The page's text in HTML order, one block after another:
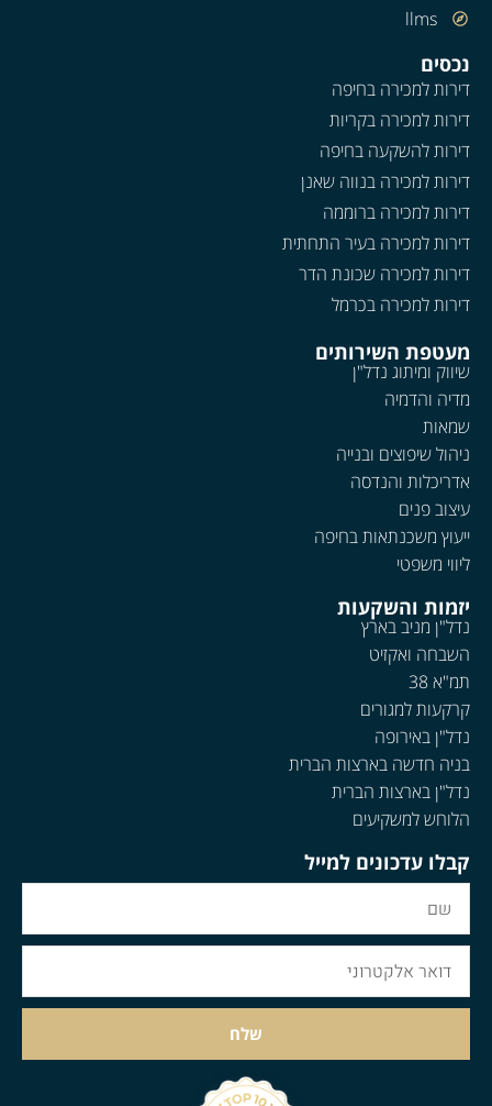
llms
נכסים
דירות למכירה בחיפה
דירות למכירה בקריות
דירות להשקעה בחיפה
דירות למכירה בנווה שאנן
דירות למכירה ברוממה
דירות למכירה בעיר התחתית
דירות למכירה שכונת הדר
דירות למכירה בכרמל
מעטפת השירותים
שיווק ומיתוג נדל"ן
מדיה והדמיה
שמאות
ניהול שיפוצים ובנייה
אדריכלות והנדסה
עיצוב פנים
ייעוץ משכנתאות בחיפה
ליווי משפטי
יזמות והשקעות
נדל"ן מניב בארץ
השבחה ואקזיט
תמ"א 38
קרקעות למגורים
נדל"ן באירופה
בניה חדשה בארצות הברית
נדל"ן בארצות הברית
הלוחש למשקיעים
קבלו עדכונים למייל
שלח